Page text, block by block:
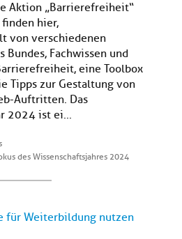
Aktion „Barrierefreiheit“
hier,
von verschiedenen
Bundes, Fachwissen und
eine Toolbox
Tipps zur Gestaltung von
Auftritten. Das
2024 ist ei...
des Wissenschaftsjahres 2024
für Weiterbildung nutzen